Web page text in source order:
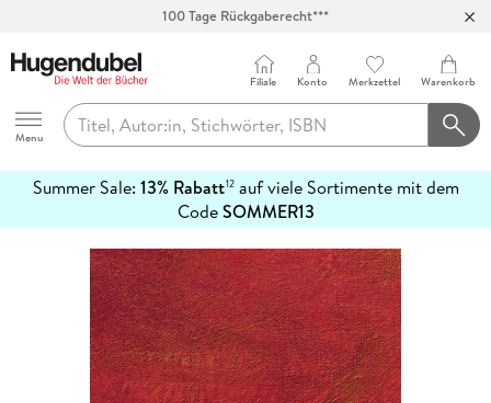
100 Tage Rückgaberecht***
Hugendubel
Menu
Filiale Konto Merkzettel Warenkorb
Summer Sale: 13% Rabatt12auf viele Sortimente mit dem
CodeSOMMER13
erfahren